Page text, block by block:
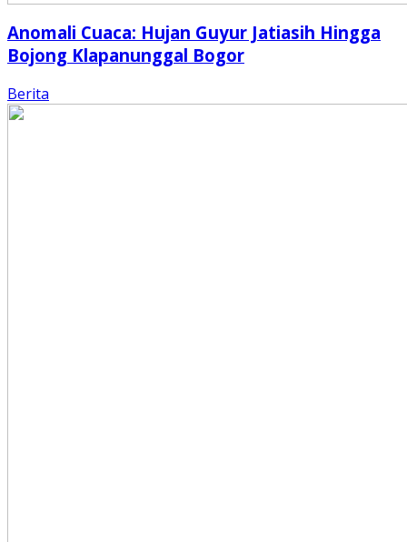
Anomali Cuaca: Hujan Guyur Jatiasih Hingga
Bojong Klapanunggal Bogor
Berita